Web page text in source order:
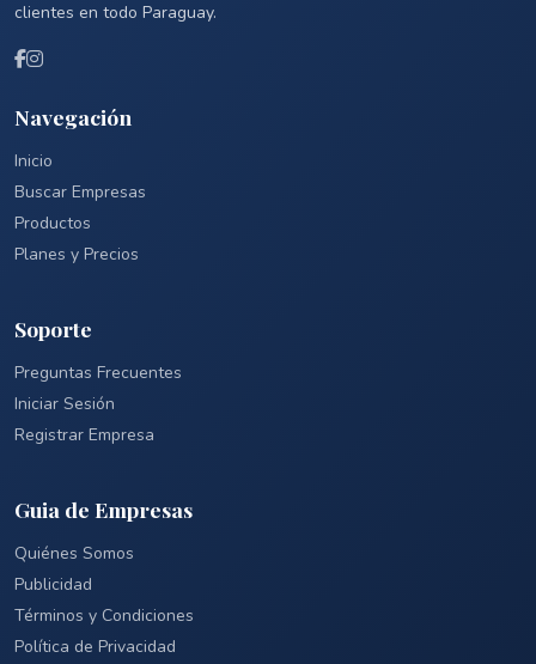
clientes en todo Paraguay.
Navegación
Inicio
Buscar Empresas
Productos
Planes y Precios
Soporte
Preguntas Frecuentes
Iniciar Sesión
Registrar Empresa
Guia de Empresas
Quiénes Somos
Publicidad
Términos y Condiciones
Política de Privacidad